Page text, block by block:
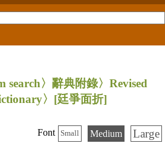
search〉辭典附錄〉Revised
〉 [廷爭面折]
Font Small Medium Large